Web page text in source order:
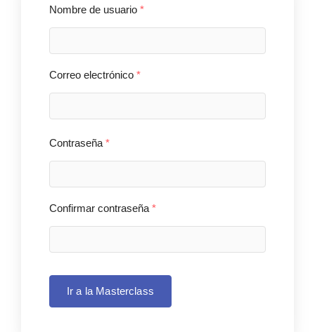
Nombre de usuario *
Correo electrónico *
Contraseña *
Confirmar contraseña *
Ir a la Masterclass